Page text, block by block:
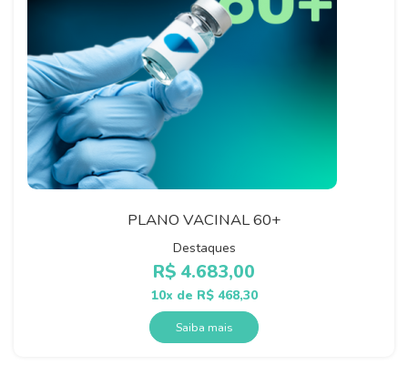
PLANO VACINAL 60+
Destaques
R$ 4.683,00
10x de R$468,30
Saiba mais